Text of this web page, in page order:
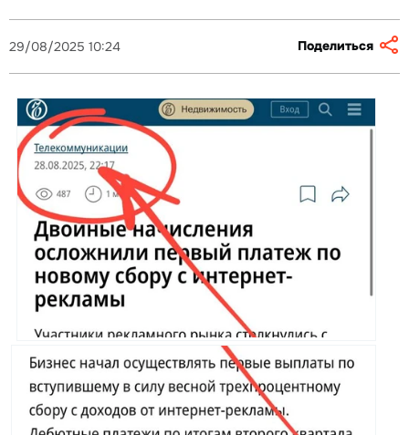
29/08/2025 10:24 Поделиться